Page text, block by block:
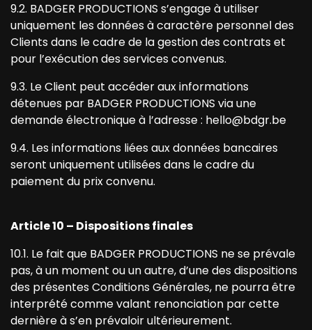
9.2. BADGER PRODUCTIONS s’engage à utiliser
uniquement les données à caractère personnel des
Clients dans le cadre de la gestion des contrats et
pour l’exécution des services convenus.
9.3. Le Client peut accéder aux informations
détenues par BADGER PRODUCTIONS via une
demande électronique à l’adresse : hello@bdgr.be
9.4. Les informations liées aux données bancaires
seront uniquement utilisées dans le cadre du
paiement du prix convenu.
Article 10 – Dispositions finales
10.1. Le fait que BADGER PRODUCTIONS ne se prévale
pas, à un moment ou un autre, d’une des dispositions
des présentes Conditions Générales, ne pourra être
interprété comme valant renonciation par cette
dernière à s’en prévaloir ultérieurement.